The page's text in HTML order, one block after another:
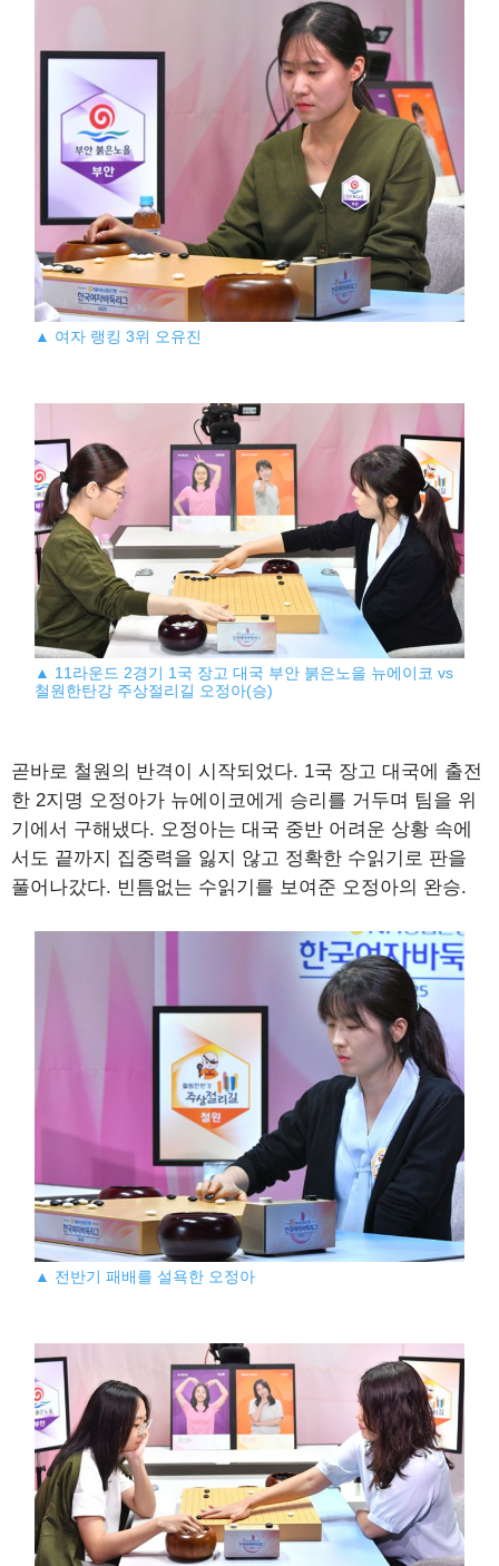
▲ 여자 랭킹 3위 오유진
▲ 11라운드 2경기 1국 장고 대국 부안 붉은노을 뉴에이코 vs
철원한탄강 주상절리길 오정아(승)
곧바로 철원의 반격이 시작되었다. 1국 장고 대국에 출전
한 2지명 오정아가 뉴에이코에게 승리를 거두며 팀을 위
기에서 구해냈다. 오정아는 대국 중반 어려운 상황 속에
서도 끝까지 집중력을 잃지 않고 정확한 수읽기로 판을
풀어나갔다. 빈틈없는 수읽기를 보여준 오정아의 완승.
▲ 전반기 패배를 설욕한 오정아